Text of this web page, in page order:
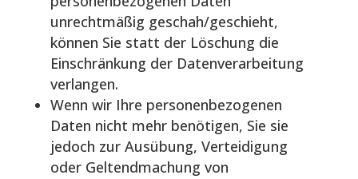
unrechtmäßig geschah/geschieht,
können Sie statt der Löschung die
Einschränkung der Datenverarbeitung
verlangen.
Wenn wir Ihre personenbezogenen
Daten nicht mehr benötigen, Sie sie
jedoch zur Ausübung, Verteidigung
oder Geltendmachung von